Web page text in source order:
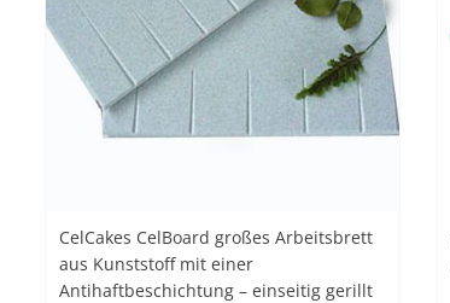
CelCakes CelBoard großes Arbeitsbrett
aus Kunststoff mit einer
Antihaftbeschichtung – einseitig gerillt